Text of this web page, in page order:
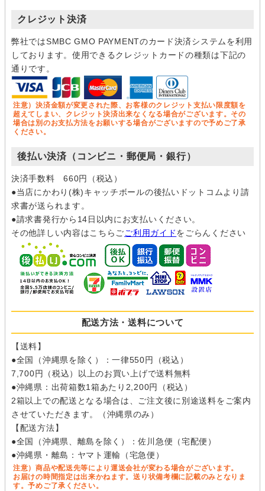
クレジット決済
弊社ではSMBC GMO PAYMENTのカード決済システムを利用
しております。使用できるクレジットカードの種類は下記の
通りです。
注意）決済金額が変更された際、お客様のクレジット支払い限度額を
超えてしまい、クレジット決済出来なくなる場合がございます。その
場合は別のお支払方法をお願いする場合がございますので予めご了承
ください。
後払い決済（コンビニ・郵便局・銀行）
決済手数料 660円（税込）
●当店にかわり(株)キャッチボールの後払いドットコムより請
求書が送られます。
●請求書発行から14日以内にお支払いください。
その他詳しい内容はこちらごご利用ガイドをごらんください
配送方法・送料について
【送料】
●全国（沖縄県を除く）：一律550円（税込）
7,700円（税込）以上のお買い上げで送料無料
●沖縄県：出荷箱数1箱あたり2,200円（税込）
2箱以上での配送となる場合は、ご注文後に別途送料をご案内
させていただきます。（沖縄県のみ）
【配送方法】
●全国（沖縄県、離島を除く）：佐川急便（宅配便）
●沖縄県・離島：ヤマト運輸（宅急便）
注意）商品や配送先等により運送会社が変わる場合がございます。
お届けの時間指定は出来かねます。送り状備考欄に記載のみとなりま
す。予めご了承ください。